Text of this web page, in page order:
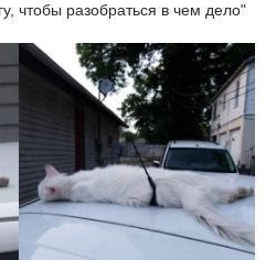
чтобы разобраться в чем дело"